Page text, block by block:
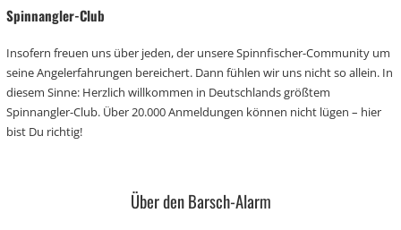
Spinnangler-Club
Insofern freuen uns über jeden, der unsere Spinnfischer-Community um
seine Angelerfahrungen bereichert. Dann fühlen wir uns nicht so allein. In
diesem Sinne: Herzlich willkommen in Deutschlands größtem
Spinnangler-Club. Über 20.000 Anmeldungen können nicht lügen – hier
bist Du richtig!
Über den Barsch-Alarm